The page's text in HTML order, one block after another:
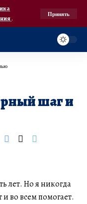
.
Принять
шаг и
лет. Но я никогда
во всем помогает.